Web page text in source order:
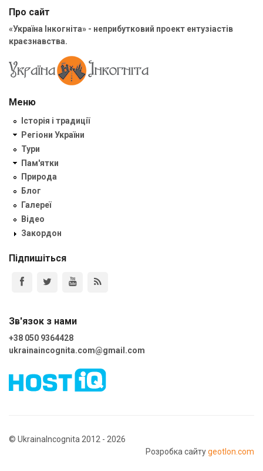
Про сайт
«Україна Інкогніта» - неприбутковий проект ентузіастів
краєзнавства.
Меню
Історія і традиції
Регіони України
Тури
Пам'ятки
Природа
Блог
Галереї
Відео
Закордон
Підпишіться
Зв'язок з нами
+38 050 9364428
ukrainaincognita.com@gmail.com
© UkrainaIncognita 2012 - 2026
Розробка сайтуgeotlon.com